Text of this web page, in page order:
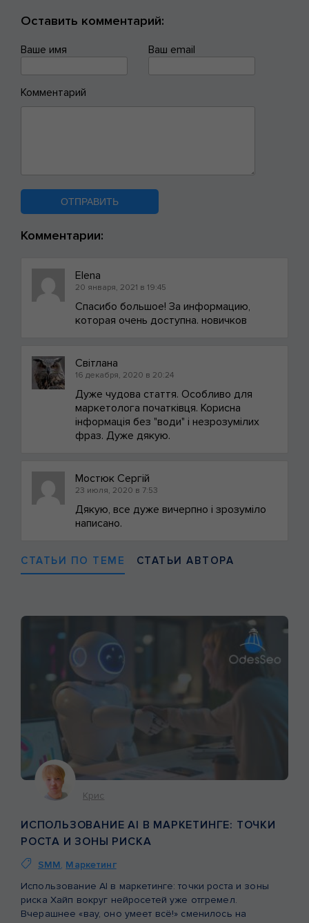
Оставить комментарий:
Ваше имя Ваш email
Комментарий
Комментарии:
Elena
20 января, 2021 в 19:45
Спасибо большое! За информацию,
которая очень доступна. новичков
Світлана
16 декабря, 2020 в 20:24
Дуже чудова стаття. Особливо для
маркетолога початківця. Корисна
інформація без "води" і незрозумілих
фраз. Дуже дякую.
Мостюк Сергій
23 июля, 2020 в 7:53
Дякую, все дуже вичерпно і зрозуміло
написано.
СТАТЬИ ПО ТЕМЕ СТАТЬИ АВТОРА
Крис
ИСПОЛЬЗОВАНИЕ AI В МАРКЕТИНГЕ: ТОЧКИ
РОСТА И ЗОНЫ РИСКА
SMM, Маркетинг
Использование AI в маркетинге: точки роста и зоны
риска Хайп вокруг нейросетей уже отгремел.
Вчерашнее «вау, оно умеет всё!» сменилось на